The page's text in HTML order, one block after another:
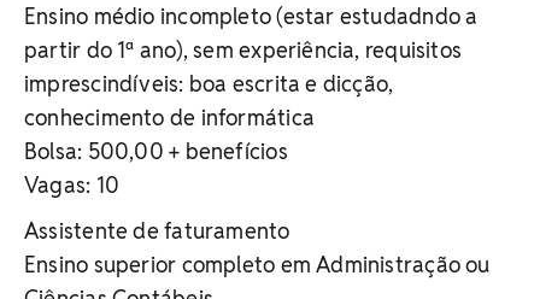
Ensino médio incompleto (estar estudadndo a
partir do 1ª ano), sem experiência, requisitos
imprescindíveis: boa escrita e dicção,
conhecimento de informática
Bolsa: 500,00 + benefícios
Vagas: 10
Assistente de faturamento
Ensino superior completo em Administração ou